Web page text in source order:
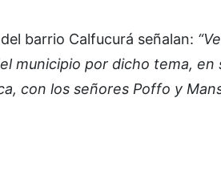
barrio Calfucurá señalan:
municipio por dicho tema, en
con los señores Poffo y